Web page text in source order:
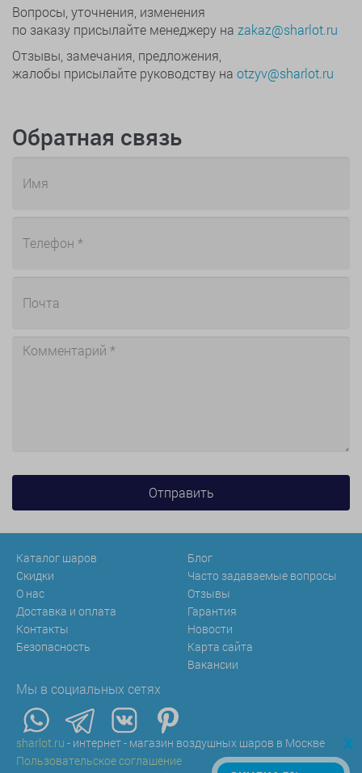
Вопросы, уточнения, изменения
по заказу присылайте менеджеру на zakaz@sharlot.ru
Отзывы, замечания, предложения,
жалобы присылайте руководству на otzyv@sharlot.ru
Обратная связь
Каталог шаров
Скидки
О нас
Доставка и оплата
Контакты
Безопасность
Блог
Часто задаваемые вопросы
Отзывы
Гарантия
Новости
Карта сайта
Вакансии
Мы в социальных сетях
sharlot.ru - интернет - магазин воздушных шаров в Москве
Пользовательское соглашение
x